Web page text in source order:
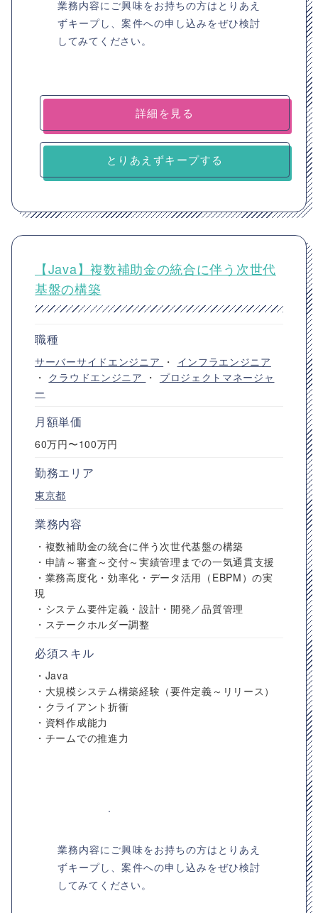
業務内容にご興味をお持ちの方はとりあえ
ずキープし、案件への申し込みをぜひ検討
してみてください。
詳細を見る
とりあえずキープする
【Java】複数補助金の統合に伴う次世代
基盤の構築
職種
サーバーサイドエンジニア ・ インフラエンジニア
・ クラウドエンジニア ・ プロジェクトマネージャ
ー
月額単価
60万円〜100万円
勤務エリア
東京都
業務内容
・複数補助金の統合に伴う次世代基盤の構築
・申請～審査～交付～実績管理までの一気通貫支援
・業務高度化・効率化・データ活用（EBPM）の実
現
・システム要件定義・設計・開発／品質管理
・ステークホルダー調整
必須スキル
・Java
・大規模システム構築経験（要件定義～リリース）
・クライアント折衝
・資料作成能力
・チームでの推進力
業務内容にご興味をお持ちの方はとりあえ
ずキープし、案件への申し込みをぜひ検討
してみてください。